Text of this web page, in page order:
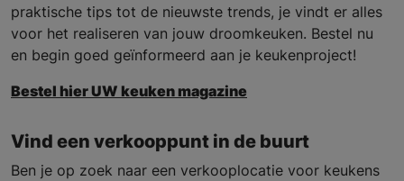
praktische tips tot de nieuwste trends, je vindt er alles
voor het realiseren van jouw droomkeuken. Bestel nu
en begin goed geïnformeerd aan je keukenproject!
Bestel hier UW keuken magazine
Vind een verkooppunt in de buurt
Ben je op zoek naar een verkooplocatie voor keukens